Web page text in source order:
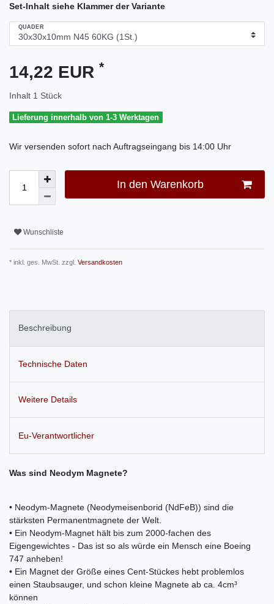
Set-Inhalt siehe Klammer der Variante
QUADER
14,22 EUR *
Inhalt 1 Stück
Lieferung innerhalb von 1-3 Werktagen
Wir versenden sofort nach Auftragseingang bis 14:00 Uhr
In den Warenkorb
Wunschliste
* inkl. ges. MwSt. zzgl. Versandkosten
Beschreibung
Technische Daten
Weitere Details
Eu-Verantwortlicher
Was sind Neodym Magnete?
• Neodym-Magnete (Neodymeisenborid (NdFeB)) sind die
stärksten Permanentmagnete der Welt.
• Ein Neodym-Magnet hält bis zum 2000-fachen des
Eigengewichtes - Das ist so als würde ein Mensch eine Boeing
747 anheben!
• Ein Magnet der Größe eines Cent-Stückes hebt problemlos
einen Staubsauger, und schon kleine Magnete ab ca. 4cm³
können